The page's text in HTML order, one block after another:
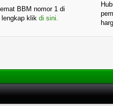
BBM nomor 1 di
lengkap klik di sini.